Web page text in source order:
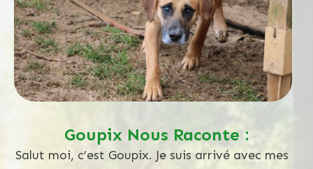
Goupix Nous Raconte :
Salut moi, c’est Goupix. Je suis arrivé avec mes